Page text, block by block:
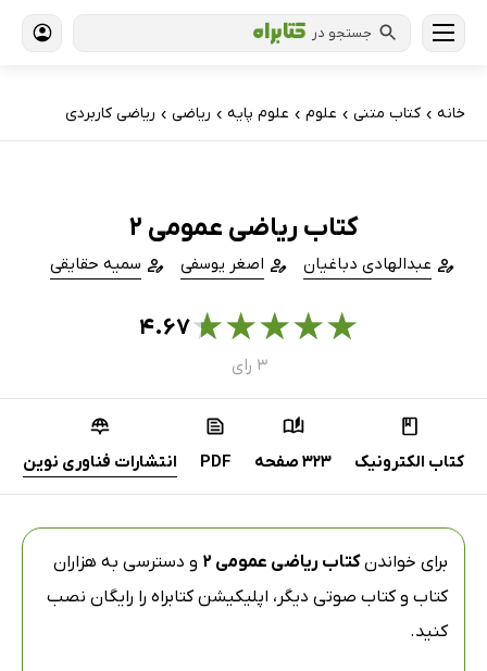
جستجو در
خانه › کتاب‌ متنی › علوم › علوم پایه › ریاضی › ریاضی کاربردی
کتاب ریاضی عمومی 2
عبدالهادی دباغیان اصغر یوسفی سمیه حقایقی
★
★
★
★
★۴.۶۷
۳ رای
کتاب الکترونیک 323 صفحه PDF انتشارات فناوری نوین
برای خواندنکتاب ریاضی عمومی 2
و دسترسی به هزاران
کتاب و کتاب صوتی دیگر، اپلیکیشن کتابراه را رایگان نصب
کنید.